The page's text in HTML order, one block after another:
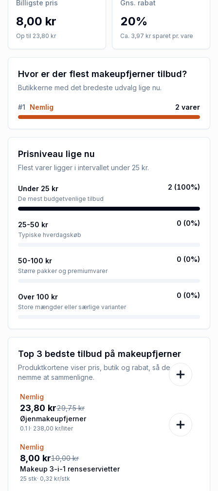
Billigste pris
8,00 kr
Op til 23,80 kr
Gns. rabat
20%
Ca. 3,97 kr sparet pr. vare
Hvor er der flest makeupfjerner tilbud?
Butikkerne med det bredeste udvalg lige nu.
#1 Nemlig 2 varer
Prisniveau lige nu
Flest varer ligger i intervallet under 25 kr.
Under 25 kr
De mest budgetvenlige tilbud
2 (100%)
25-50 kr
Typiske hverdagskøb
0 (0%)
50-100 kr
Større pakker og premiumvarer
0 (0%)
Over 100 kr
Store mængder eller særlige varianter
0 (0%)
Top 3 bedste tilbud på makeupfjerner
Produktkortene viser pris, butik og rabat, så de er
nemme at sammenligne.
-20%
Nemlig
23,80 kr29,75 kr
Øjenmakeupfjerner
0.1 l· 238,00 kr/liter
-20%
Nemlig
8,00 kr10,00 kr
Makeup 3-i-1 renseservietter
25 stk· 0,32 kr/stk